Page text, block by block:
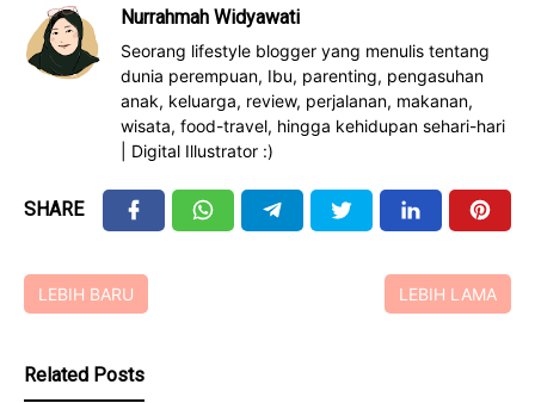
Nurrahmah Widyawati
Seorang lifestyle blogger yang menulis tentang
dunia perempuan, Ibu, parenting, pengasuhan
anak, keluarga, review, perjalanan, makanan,
wisata, food-travel, hingga kehidupan sehari-hari
| Digital Illustrator :)
SHARE
LEBIH BARU LEBIH LAMA
Related Posts